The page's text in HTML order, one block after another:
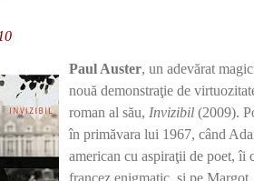
Paul Auster, un adevărat
nouă demonstraţie de
roman al său, Invizibil (2009).
în primăvara lui 1967, când
american cu aspiraţii de poet, îi
francez enigmatic, şi pe